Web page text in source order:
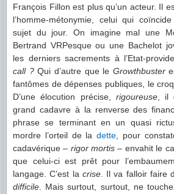
François Fillon est plus qu’un acteur. Il
l’homme-métonymie, celui qui
sujet du jour. On imagine mal une
Bertrand VRPesque ou une Bachelot
les derniers sacrements à l’Etat-
call ?Qui d’autre que le Growthbuster
fantômes de dépenses publiques, le
D’une élocution précise, rigoureuse, il
grand cadavre à la renverse des
phrase se terminant en un quasi
mordre l’orteil de ladette , pour
cadavérique – rigor mortis – envahit le
que celui-ci est prêt pour
langage. C’est la crise. Il va falloir faire
difficile . Mais surtout, surtout, ne